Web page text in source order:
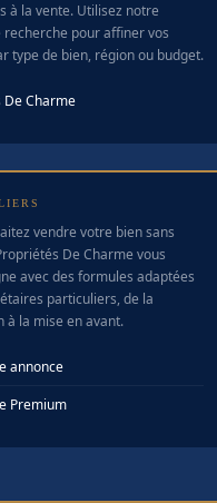
à la vente. Utilisez notre
recherche pour affiner vos
type de bien, région ou budget.
De Charme
vendre votre bien sans
De Charme vous
avec des formules adaptées
particuliers, de la
à la mise en avant.
annonce
Premium